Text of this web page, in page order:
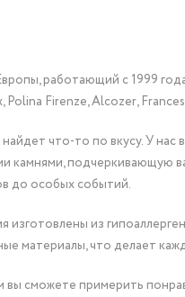
работающий с 1999
Firenze, Alcozer,
что-то по вкусу. У
камнями, подчеркивающую
до особых событий.
из
материалы, что делает
сможете примерить